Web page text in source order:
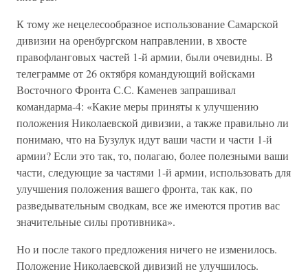
К тому же нецелесообразное использование Самарской
дивизии на оренбургском направлении, в хвосте
правофланговых частей 1-й армии, были очевидны. В
телеграмме от 26 октября командующий войсками
Восточного Фронта С.С. Каменев запрашивал
командарма-4: «Какие меры приняты к улучшению
положения Николаевской дивизии, а также правильно ли
понимаю, что на Бузулук идут ваши части и части 1-й
армии? Если это так, то, полагаю, более полезными ваши
части, следующие за частями 1-й армии, использовать для
улучшения положения вашего фронта, так как, по
разведывательным сводкам, все же имеются против вас
значительные силы противника».
Но и после такого предложения ничего не изменилось.
Положение Николаевской дивизий не улучшилось.